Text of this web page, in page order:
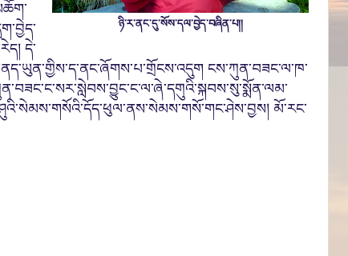
ཉི་ར་ནང་དུ་སོས་དལ་བྱེད་བཞིན་པ།།
དེ་
ངས་ཀུན་བཟང་ལ་ཁ་
མོ་རང་